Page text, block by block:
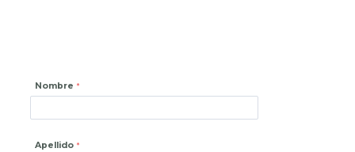
Nombre
Apellido